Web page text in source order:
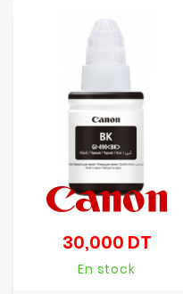
30,000 DTPrix
En stock